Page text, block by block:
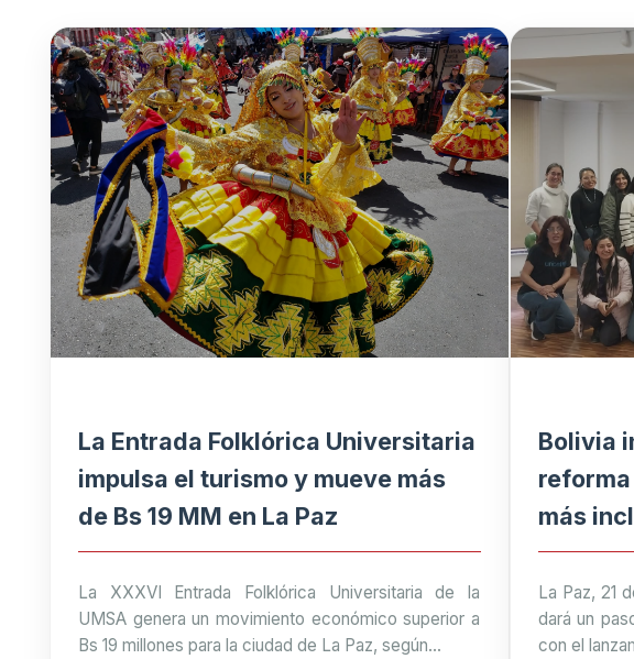
La Entrada Folklórica Universitaria
impulsa el turismo y mueve más
de Bs 19 MM en La Paz
La XXXVI Entrada Folklórica Universitaria de la
UMSA genera un movimiento económico superior a
Bs 19 millones para la ciudad de La Paz, según...
Bolivia
más
La Paz, 21
dará un
con el